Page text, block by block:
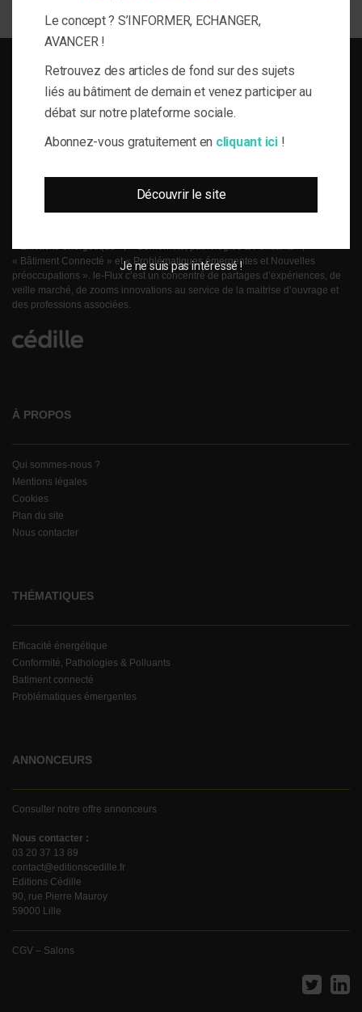
du bâtiment, de l’information journalistique inédite, fiable et multi-expertises.
« Efficacité énergétique », « Conformité, pathologies & Polluants »,
« Bâtiment Connecté » et « Problématiques émergentes et Nouvelles
préoccupations ». le-Flux c’est un concentré de partages d’expériences, de
veille marché, de zooms innovations au service de la maitrise d’ouvrage et
des professions associées.
À PROPOS
Qui sommes-nous ?
Mentions légales
Cookies
Plan du site
Nous contacter
THÉMATIQUES
Efficacité énergétique
Conformité, Pathologies & Polluants
Batiment connecté
Problématiques émergentes
ANNONCEURS
Consulter notre offre annonceurs
Nous contacter :
03 20 37 13 89
contact@editionscedille.fr
Editions Cédille
90, rue Pierre Mauroy
59000 Lille
CGV – Salons
Le concept ? S’INFORMER, ECHANGER,
AVANCER !
Retrouvez des articles de fond sur des sujets
liés au bâtiment de demain et venez participer au
débat sur notre plateforme sociale.
Abonnez-vous gratuitement en cliquant ici!
Découvrir le site
Je ne suis pas intéressé !